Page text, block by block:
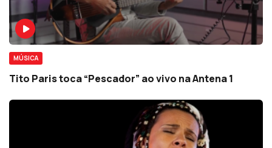
MÚSICA
Tito Paris toca “Pescador” ao vivo na Antena 1